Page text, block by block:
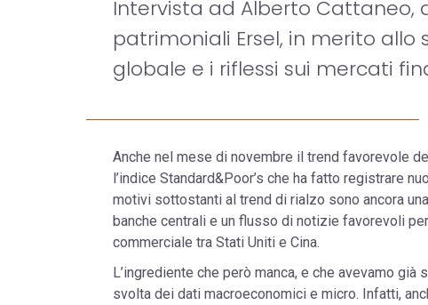
Intervista ad Alberto Cattaneo,
patrimoniali Ersel, in merito
globale e i riflessi sui mercati
Anche nel mese di novembre il trend favorevole
l’indice Standard&Poor’s che ha fatto registrare
motivi sottostanti al trend di rialzo sono ancora
banche centrali e un flusso di notizie favorevoli
commerciale tra Stati Uniti e Cina.
L’ingrediente che però manca, e che avevamo
svolta dei dati macroeconomici e micro. Infatti,